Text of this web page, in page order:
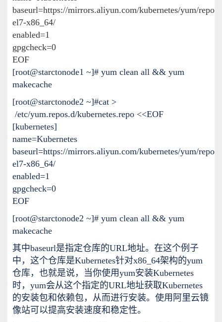
baseurl=https://mirrors.aliyun.com/kubernetes/yum/repos/
el7-x86_64/
enabled=1
gpgcheck=0
EOF
[root@starctonode1 ~]# yum clean all && yum
makecache
[root@starctonode2 ~]#cat >
/etc/yum.repos.d/kubernetes.repo <<EOF
[kubernetes]
name=Kubernetes
baseurl=https://mirrors.aliyun.com/kubernetes/yum/repos/
el7-x86_64/
enabled=1
gpgcheck=0
EOF
[root@starctonode2 ~]# yum clean all && yum
makecache
其中baseurl是指定仓库的URL地址。在这个例子
中，这个仓库是Kubernetes针对x86_64架构的yum
仓库，也就是说，当你使用yum安装Kubernetes
时，yum会从这个指定的URL地址获取Kubernetes
的安装包和依赖包，从而进行安装。使用阿里云镜
像站可以提高安装速度和稳定性。